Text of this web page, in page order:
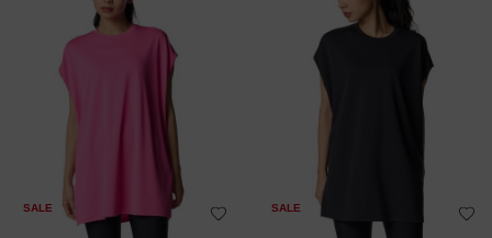
SALE SALE